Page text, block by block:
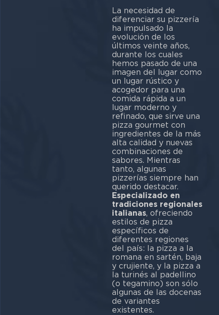
La necesidad de
diferenciar su pizzería
ha impulsado la
evolución de los
últimos veinte años,
durante los cuales
hemos pasado de una
imagen del lugar como
un lugar rústico y
acogedor para una
comida rápida a un
lugar moderno y
refinado, que sirve una
pizza gourmet con
ingredientes de la más
alta calidad y nuevas
combinaciones de
sabores. Mientras
tanto, algunas
pizzerías siempre han
querido destacar.
Especializado en
tradiciones regionales
italianas, ofreciendo
estilos de pizza
específicos de
diferentes regiones
del país: la pizza a la
romana en sartén, baja
y crujiente, y la pizza a
la turinés al padellino
(o tegamino) son sólo
algunas de las docenas
de variantes
existentes.